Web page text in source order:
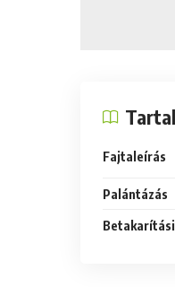
Fajtaleírás
Palántázás